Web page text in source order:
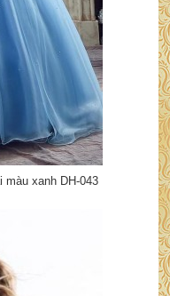
xanh DH-043